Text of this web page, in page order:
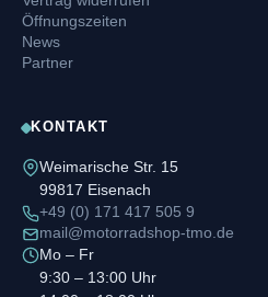
Öffnungszeiten
News
Partner
KONTAKT
Weimarische Str. 15
99817 Eisenach
+49 (0) 171 417 505 9
mail@motorradshop-tmo.de
Mo – Fr
9:30 – 13:00 Uhr